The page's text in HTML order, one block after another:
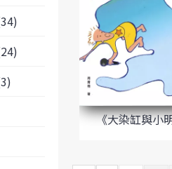
《大染缸與小